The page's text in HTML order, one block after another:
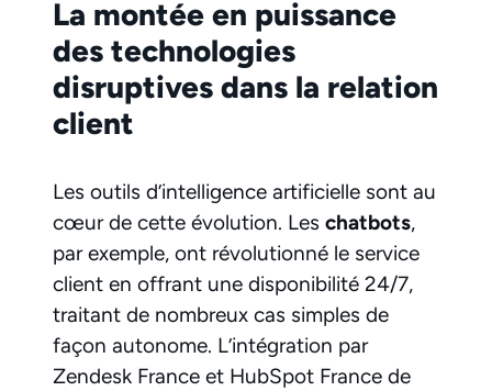
La montée en puissance
des technologies
disruptives dans la relation
client
Les outils d’intelligence artificielle sont au
cœur de cette évolution. Les chatbots,
par exemple, ont révolutionné le service
client en offrant une disponibilité 24/7,
traitant de nombreux cas simples de
façon autonome. L’intégration par
Zendesk France et HubSpot France de